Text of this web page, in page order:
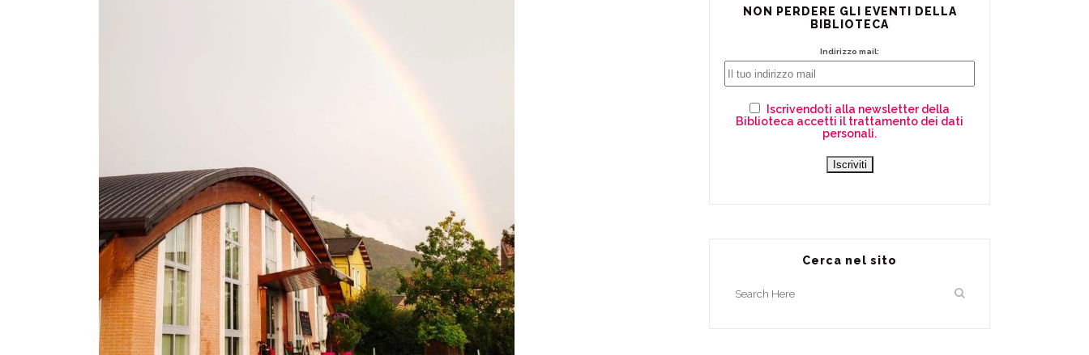
NON PERDERE GLI EVENTI DELLA
BIBLIOTECA
Indirizzo mail:
Iscrivendoti alla newsletter della
Biblioteca accetti il trattamento dei dati
personali.
Cerca nel sito